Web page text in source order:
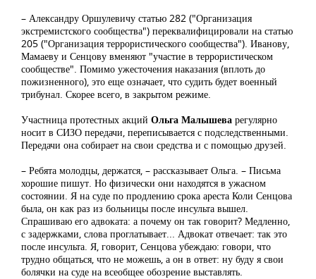
– Александру Оршулевичу статью 282 ("Организация
экстремистского сообщества") переквалифицировали на статью
205 ("Организация террористического сообщества"). Иванову,
Мамаеву и Сенцову вменяют "участие в террористическом
сообществе". Помимо ужесточения наказания (вплоть до
пожизненного), это еще означает, что судить будет военный
трибунал. Скорее всего, в закрытом режиме.
Участница протестных акций Ольга Малышева регулярно
носит в СИЗО передачи, переписывается с подследственными.
Передачи она собирает на свои средства и с помощью друзей.
– Ребята молодцы, держатся, – рассказывает Ольга. – Письма
хорошие пишут. Но физически они находятся в ужасном
состоянии. Я на суде по продлению срока ареста Коли Сенцова
была, он как раз из больницы после инсульта вышел.
Спрашиваю его адвоката: а почему он так говорит? Медленно,
с задержками, слова проглатывает... Адвокат отвечает: так это
после инсульта. Я, говорит, Сенцова убеждаю: говори, что
трудно общаться, что не можешь, а он в ответ: ну буду я свои
болячки на суде на всеобщее обозрение выставлять.